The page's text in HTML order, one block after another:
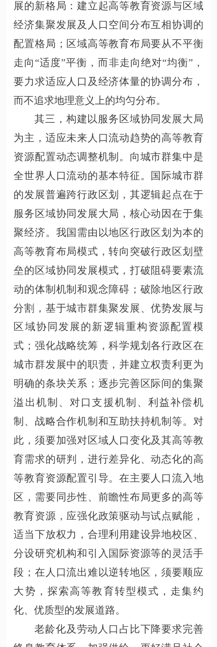
展的新格局：建立起高等教育资源与区域
经济集聚发展及人口空间分布互相协调的
配置格局；区域高等教育布局要从不平衡
走向“适度”平衡，而非走向绝对“均衡”，
要力求适应人口及经济体量的协调分布，
而不追求地理意义上的均匀分布。
其三，构建以服务区域协同发展大局
为主，适应未来人口流动趋势的高等教育
资源配置动态调整机制。向城市群集中是
全世界人口流动的基本特征。国际城市群
的发展普遍跨行政区划，其逻辑起点在于
服务区域协同发展大局，核心动因在于集
聚经济。我国需由以地区行政区划为本的
高等教育布局模式，转向突破行政区划壁
垒的区域协同发展模式，打破阻碍要素流
动的体制机制和观念障碍；破除地区行政
分割，基于城市群集聚发展、优势发展与
区域协同发展的新逻辑重构资源配置模
式；强化战略统筹，科学规划各行政区在
城市群发展中的职责，并建立权责利更为
明确的条块关系；逐步完善区际间的集聚
溢出机制、对口支援机制、利益补偿机
制、战略合作机制和互助扶持机制等。对
此，须要加强对区域人口变化及其高等教
育需求的研判，进行差异化、动态化的高
等教育资源配置引导。在主要人口流入地
区，需要同步性、前瞻性布局更多的高等
教育资源，应强化政策驱动与试点赋能，
适当下放权力，合理利用建设异地校区、
分设研究机构和引入国际资源等的灵活手
段；在人口流出难以逆转地区，须要顺应
大势，探索高等教育转型模式，走集约
化、优质型的发展道路。
老龄化及劳动人口占比下降要求完善